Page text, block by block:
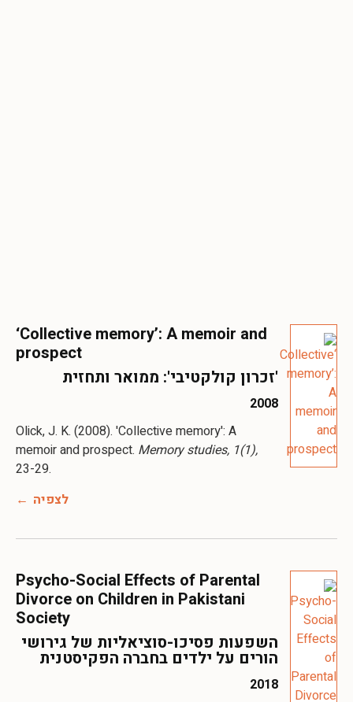
‘Collective memory’: A memoir and
prospect
'זכרון קולקטיבי': ממואר ותחזית
2008
Olick, J. K. (2008). 'Collective memory': A
memoir and prospect. Memory studies, 1(1),
23-29.
לצפיה
Psycho-Social Effects of Parental
Divorce on Children in Pakistani
Society
השפעות פסיכו-סוציאליות של גירושי
הורים על ילדים בחברה הפקיסטנית
2018